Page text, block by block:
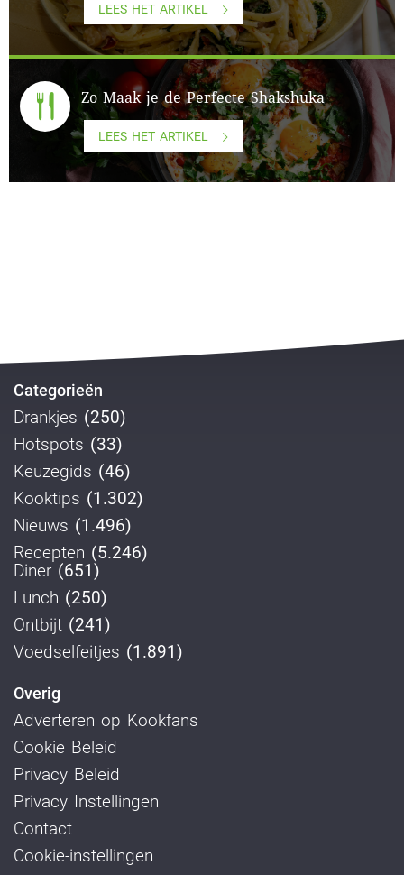
LEES HET ARTIKEL
Zo Maak je de Perfecte Shakshuka
LEES HET ARTIKEL
Categorieën
Drankjes (250)
Hotspots (33)
Keuzegids (46)
Kooktips (1.302)
Nieuws (1.496)
Recepten (5.246)
Diner (651)
Lunch (250)
Ontbijt (241)
Voedselfeitjes (1.891)
Overig
Adverteren op Kookfans
Cookie Beleid
Privacy Beleid
Privacy Instellingen
Contact
Cookie-instellingen